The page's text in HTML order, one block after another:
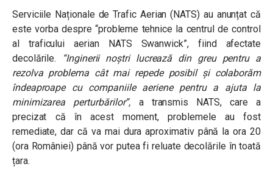
Serviciile Naționale de Trafic Aerian (NATS) au anunțat că
este vorba despre “probleme tehnice la centrul de control
al traficului aerian NATS Swanwick”, fiind afectate
decolările.
“Inginerii noștri lucrează din greu pentru a
rezolva problema cât mai repede posibil și colaborăm
îndeaproape cu companiile aeriene pentru a ajuta la
minimizarea perturbărilor”, a transmis NATS, care a
precizat că în acest moment, problemele au fost
remediate, dar că va mai dura aproximativ până la ora 20
(ora României) până vor putea fi reluate decolările în toată
țara.